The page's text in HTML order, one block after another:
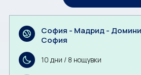
Отзиви
Контакти
София - Мадрид -
София
10 дни / 8 нощувки